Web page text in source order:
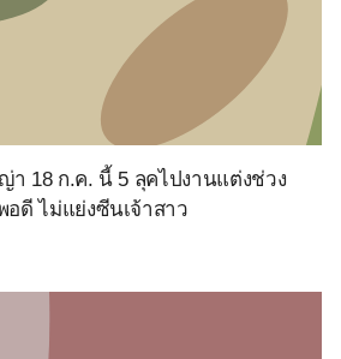
18 ก.ค. นี้ 5 ลุคไปงานแต่งช่วง
อดี ไม่แย่งซีนเจ้าสาว